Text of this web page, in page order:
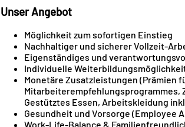
Unser Angebot
Möglichkeit zum sofortigen Einstieg
Nachhaltiger und sicherer Vollzeit-
Eigenständiges und
Individuelle
Monetäre Zusatzleistungen (Prämien
Mitarbeiterempfehlungsprogrammes,
Gestütztes Essen, Arbeitskleidung
Gesundheit und Vorsorge (Employee
Work-Life-Balance &